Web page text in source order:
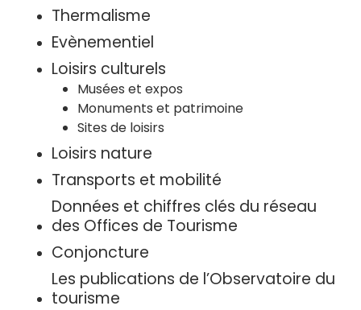
Thermalisme
Evènementiel
Loisirs culturels
Musées et expos
Monuments et patrimoine
Sites de loisirs
Loisirs nature
Transports et mobilité
Données et chiffres clés du réseau
des Offices de Tourisme
Conjoncture
Les publications de l’Observatoire du
tourisme